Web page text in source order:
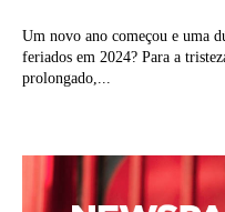
Um novo ano começou e uma
feriados em 2024? Para a
prolongado,...